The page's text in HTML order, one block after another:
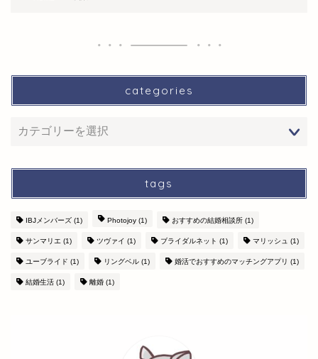
categories
tags
IBJメンバーズ (1) Photojoy (1) おすすめの結婚相談所 (1)
サンマリエ (1) ツヴァイ (1) ブライダルネット (1) マリッシュ (1)
ユーブライド (1) リングベル (1) 婚活でおすすめのマッチングアプリ (1)
結婚生活 (1) 離婚 (1)